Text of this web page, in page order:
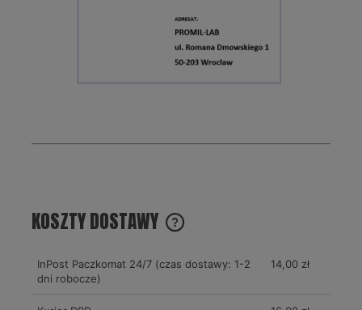
KOSZTY DOSTAWY
CENA NIE ZAWIERA EWENTUALNYCH KOSZTÓW PŁATNOŚCI
InPost Paczkomat 24/7 (czas dostawy: 1-2
dni robocze)
14,00 zł